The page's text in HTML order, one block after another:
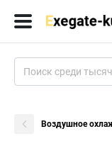
Воздушное